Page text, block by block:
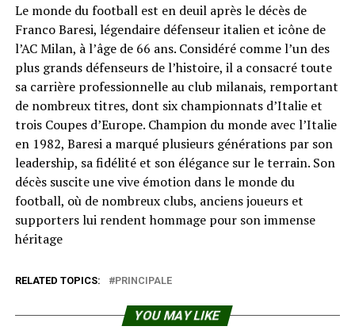
Le monde du football est en deuil après le décès de
Franco Baresi, légendaire défenseur italien et icône de
l’AC Milan, à l’âge de 66 ans. Considéré comme l’un des
plus grands défenseurs de l’histoire, il a consacré toute
sa carrière professionnelle au club milanais, remportant
de nombreux titres, dont six championnats d’Italie et
trois Coupes d’Europe. Champion du monde avec l’Italie
en 1982, Baresi a marqué plusieurs générations par son
leadership, sa fidélité et son élégance sur le terrain. Son
décès suscite une vive émotion dans le monde du
football, où de nombreux clubs, anciens joueurs et
supporters lui rendent hommage pour son immense
héritage
RELATED TOPICS: PRINCIPALE
YOU MAY LIKE